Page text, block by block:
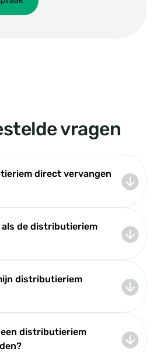
vragen
direct vervangen
de distributieriem
distributieriem
een distributieriem